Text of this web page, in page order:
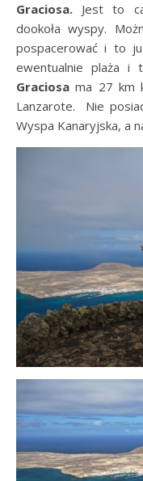
Graciosa. Jest to
dookoła wyspy.
pospacerować i to
ewentualnie plaża
Graciosa ma 27 km
Lanzarote. Nie
Wyspa Kanaryjska, a